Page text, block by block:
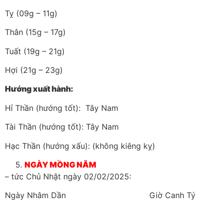
Tỵ (09g – 11g)
Thân (15g – 17g)
Tuất (19g – 21g)
Hợi (21g – 23g)
Hướng xuất hành:
Hỉ Thần (hướng tốt): Tây Nam
Tài Thần (hướng tốt): Tây Nam
Hạc Thần (hướng xấu): (không kiêng kỵ)
NGÀY MỒNG NĂM
– tức Chủ Nhật ngày 02/02/2025:
Ngày Nhâm Dần Giờ Canh Tý